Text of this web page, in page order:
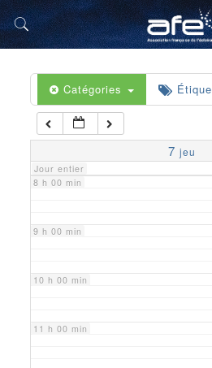
Catégories
7 jeu
Jour entier
5 h 00 min
6 h 00 min
7 h 00 min
8 h 00 min
9 h 00 min
10 h 00 min
11 h 00 min